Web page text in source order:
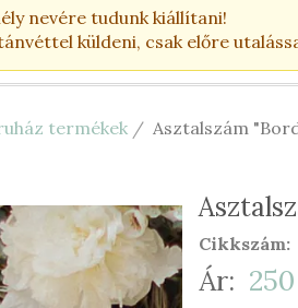
nevére tudunk kiállítani!
küldeni, csak előre
termékek Asztalszám
Cikkszám
Ár